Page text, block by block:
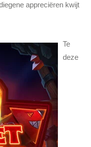
appreciëren kwijt
Te
deze